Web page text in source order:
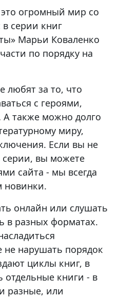
огромный мир со
серии книг
Марьи Коваленко
по порядку на
любят за то, что
с героями,
также можно долго
миру,
Если вы не
серии, вы можете
сайта - мы всегда
новинки.
онлайн или слушать
в разных форматах.
нарушать порядок
циклы книг, в
книги - в
разные, или